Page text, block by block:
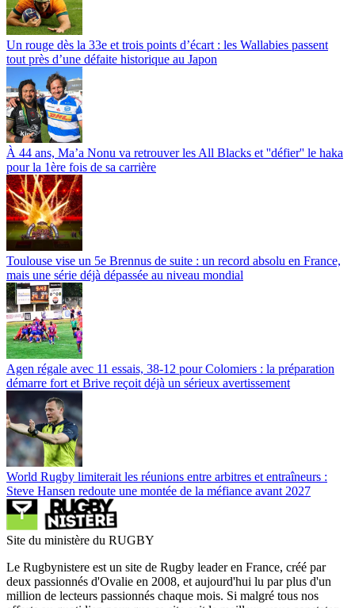
Un rouge dès la 33e et trois points d’écart : les Wallabies passent
tout près d’une défaite historique au Japon
À 44 ans, Ma’a Nonu va retrouver les All Blacks et ''défier'' le haka
pour la 1ère fois de sa carrière
Toulouse vise un 5e Brennus de suite : un record absolu en France,
mais une série déjà dépassée au niveau mondial
Agen régale avec 11 essais, 38-12 pour Colomiers : la préparation
démarre fort et Brive reçoit déjà un sérieux avertissement
World Rugby limiterait les réunions entre arbitres et entraîneurs :
Steve Hansen redoute une montée de la méfiance avant 2027
Site du ministère du RUGBY
Le Rugbynistere est un site de Rugby leader en France, créé par
deux passionnés d'Ovalie en 2008, et aujourd'hui lu par plus d'un
million de lecteurs passionnés chaque mois. Si malgré tous nos